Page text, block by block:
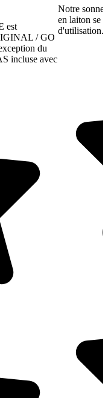
est
/ GO
du
incluse avec
Notre
en laiton se
d'utilisation.